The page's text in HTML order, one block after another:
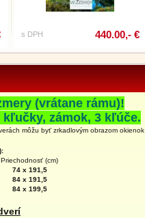
s DPH 440.00,- €
(vrátane rámu)!
zámok, 3 kľúče.
môžu byť zrkadlovým obrazom okienok
Priechodnosť (cm)
74 x 191,5
84 x 191,5
84 x 199,5